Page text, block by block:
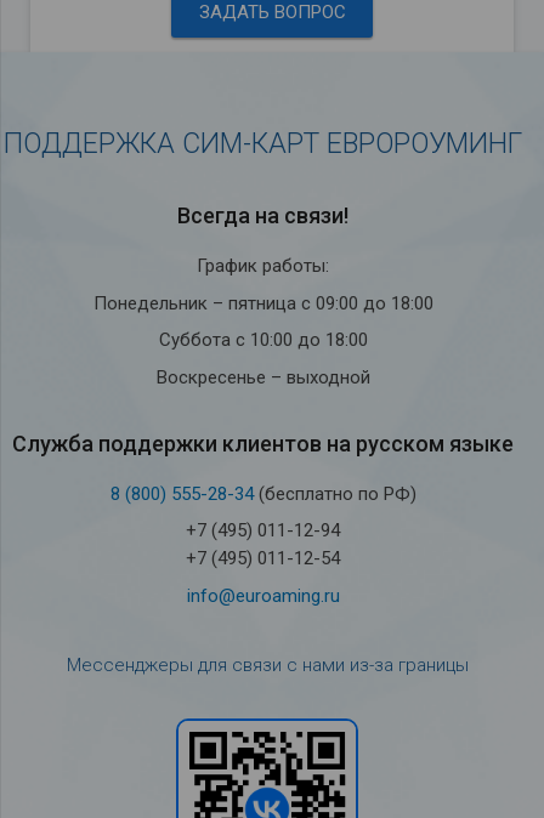
ЗАДАТЬ ВОПРОС
ПОДДЕРЖКА СИМ-КАРТ ЕВРОРОУМИНГ
Всегда на связи!
График работы:
Понедельник – пятница с 09:00 до 18:00
Суббота с 10:00 до 18:00
Воскресенье – выходной
Служба под­держки кли­ен­тов на рус­ском языке
8 (800) 555-28-34(бесплатно по РФ)
+7 (495) 011-12-94
+7 (495) 011-12-54
info@euroaming.ru
Мессенджеры для связи с нами из-за границы